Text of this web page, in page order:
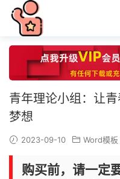
青年理论小组：让
梦想
2023-09-10 Word模板
购买前，请一定